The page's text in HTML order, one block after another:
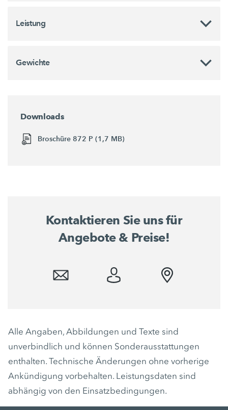
Leistung
Gewichte
Downloads
Broschüre 872 P (1,7 MB)
Kontaktieren Sie uns für
Angebote & Preise!
Alle Angaben, Abbildungen und Texte sind
unverbindlich und können Sonderausstattungen
enthalten. Technische Änderungen ohne vorherige
Ankündigung vorbehalten. Leistungsdaten sind
abhängig von den Einsatzbedingungen.